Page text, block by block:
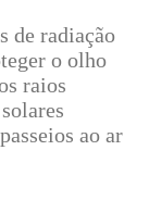
de radiação
o olho
raios
ao ar